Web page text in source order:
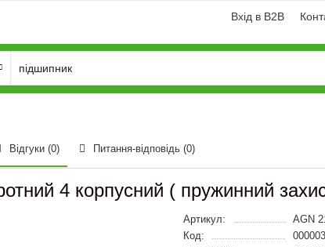
Вхід в B2B
Відгуки (0) Питання-відповідь (0)
4 корпусний ( пружинний
Артикул:
AGN
Код: